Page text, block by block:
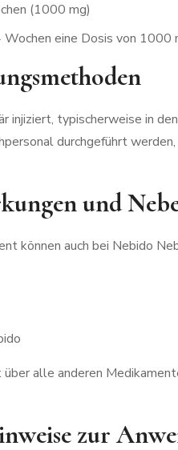
(1000 mg)
eine Dosis von 1000
injiziert, typischerweise in
durchgeführt
und
können auch bei Nebido
alle anderen
zur